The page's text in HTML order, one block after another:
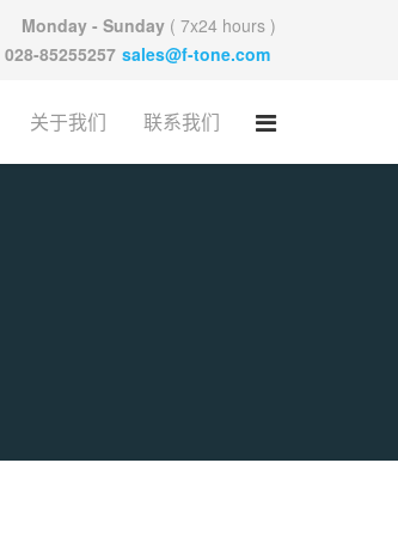
Monday - Sunday ( 7x24 hours )
028-85255257 sales@f-tone.com
关于我们 联系我们